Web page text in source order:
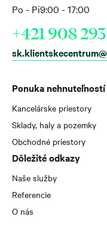
Ponuka nehnuteľností
Kancelárske priestory
Sklady, haly a pozemky
Obchodné priestory
Dôležité odkazy
Naše služby
Referencie
O nás
Po - Pi9:00 - 17:00
+421 908